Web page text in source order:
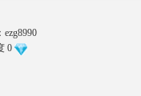
ezg8990
0